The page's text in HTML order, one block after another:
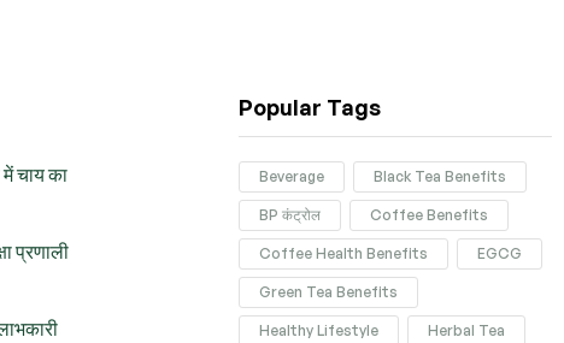
चाय का
प्रणाली
Popular Tags
Beverage Black Tea Benefits
BP कंट्रोल Coffee Benefits
Coffee Health Benefits EGCG
Green Tea Benefits
Healthy Lifestyle Herbal Tea